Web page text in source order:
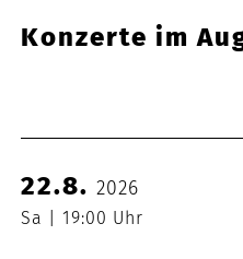
Konzerte im
22.8.2026
Sa 19:00 Uhr